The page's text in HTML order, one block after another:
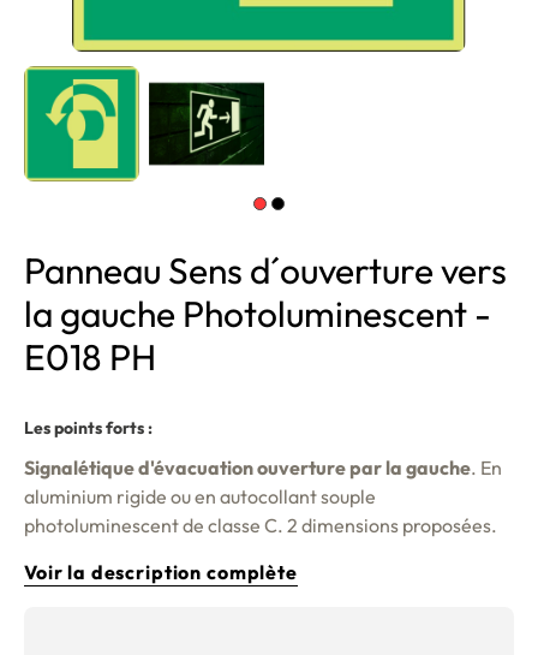
Panneau Sens d´ouverture vers
la gauche Photoluminescent -
E018 PH
Les points forts :
Signalétique d'évacuation ouverture par la gauche. En
aluminium rigide ou en autocollant souple
photoluminescent de classe C. 2 dimensions proposées.
Voir la description complète